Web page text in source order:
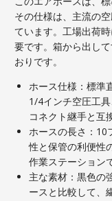
その仕様は、主流の
ています。工場出荷
要です。箱から出し
おりです。
ホース仕様：標準
1/4インチ空圧工
コネクト継手と互
ホースの長さ：10
性と保管の利便性
作業ステーション
主な素材：黒色の
ースと比較して、